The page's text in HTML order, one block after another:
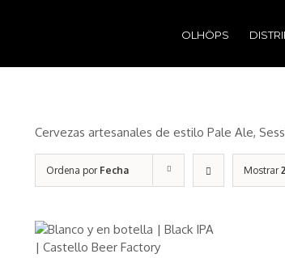
OLHÖPS
Cervezas artesanales de estilo Pale Ale,
Ordena por Fecha Mostrar